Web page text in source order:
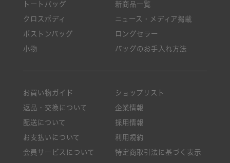
トートバッグ
クロスボディ
ボストンバッグ
小物
新商品一覧
ニュース・メディア掲載
ロングセラー
バッグのお手入れ方法
お買い物ガイド
返品・交換について
配送について
お支払いについて
会員サービスについて
ショップリスト
企業情報
採用情報
利用規約
特定商取引法に基づく表示